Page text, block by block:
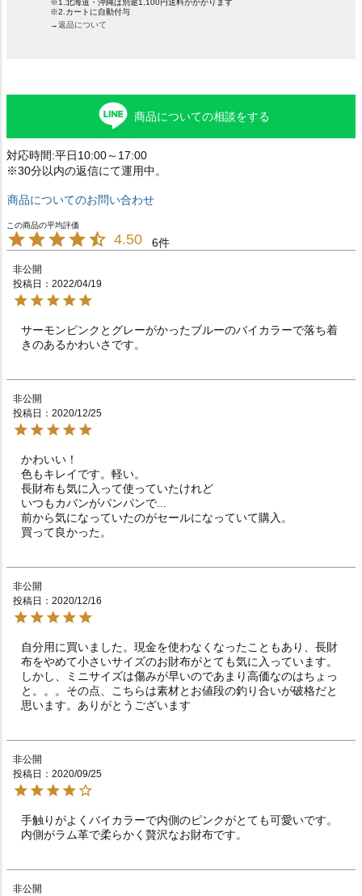
※1.北海道・沖縄は別途1,100円送料がかかります
※2.カートに自動付与
→返品について
商品についての相談をする
対応時間:平日10:00～17:00
※30分以内の返信にて運用中。
商品についてのお問い合わせ
4.50 6
非公開
投稿日
2022/04/19
サーモンピンクとグレーがかったブルーのバイカラーで落ち着
きのあるかわいさです。
非公開
投稿日
2020/12/25
かわいい！
色もキレイです。軽い。
長財布も気に入って使っていたけれど
いつもカバンがパンパンで...
前から気になっていたのがセールになっていて購入。
買って良かった。
非公開
投稿日
2020/12/16
自分用に買いました。現金を使わなくなったこともあり、長財
布をやめて小さいサイズのお財布がとても気に入っています。
しかし、ミニサイズは傷みが早いのであまり高価なのはちょっ
と。。。その点、こちらは素材とお値段の釣り合いが破格だと
思います。ありがとうございます
非公開
投稿日
2020/09/25
手触りがよくバイカラーで内側のピンクがとても可愛いです。
内側がラム革で柔らかく贅沢なお財布です。
非公開